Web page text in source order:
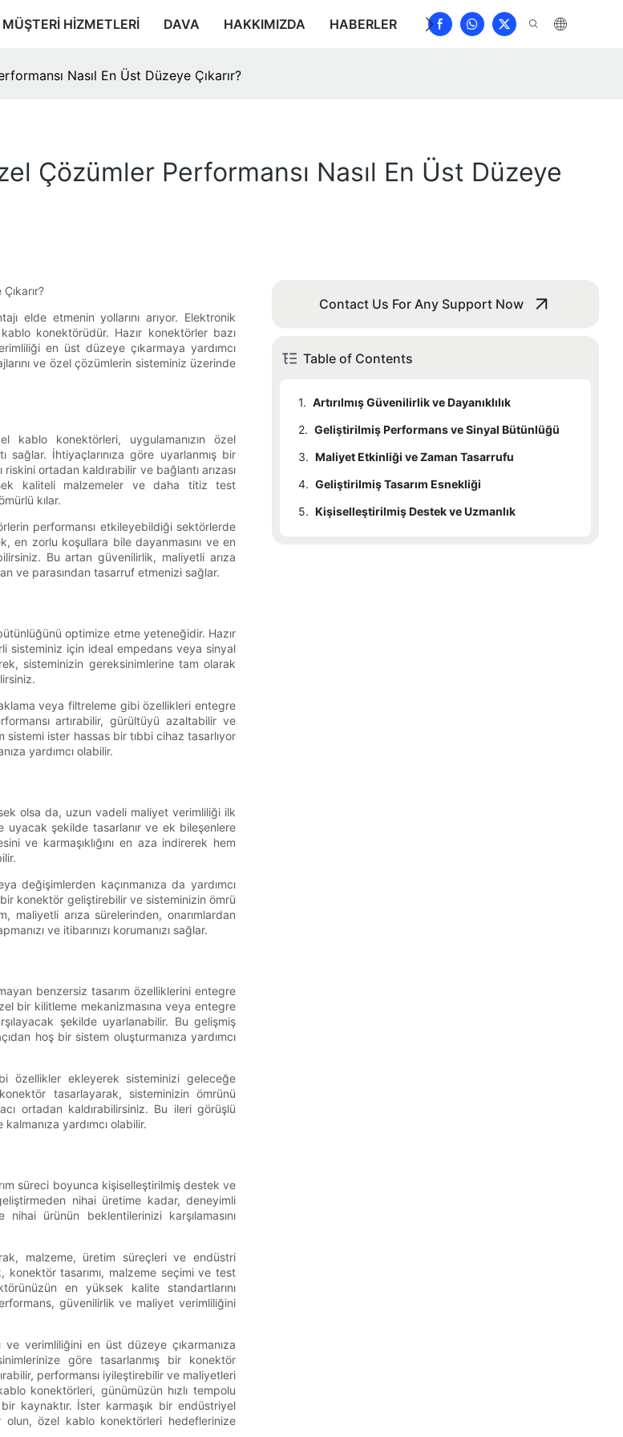
MÜŞTERI HIZMETLERI DAVA HAKKIMIZDA HABERLER İNDIRMEK BIZE ULAŞIN
Nasıl En Üst Düzeye Çıkarır?
Çözümler Performansı Nasıl En Üst Düzeye
elde etmenin yollarını arıyor. Elektronik
konektörüdür. Hazır konektörler bazı
en üst düzeye çıkarmaya yardımcı
ve özel çözümlerin sisteminiz üzerinde
kablo konektörleri, uygulamanızın özel
İhtiyaçlarınıza göre uyarlanmış bir
ortadan kaldırabilir ve bağlantı arızası
kaliteli malzemeler ve daha titiz test
kılar.
performansı etkileyebildiği sektörlerde
en zorlu koşullara bile dayanmasını ve en
Bu artan güvenilirlik, maliyetli arıza
ve parasından tasarruf etmenizi sağlar.
optimize etme yeteneğidir. Hazır
sisteminiz için ideal empedans veya sinyal
sisteminizin gereksinimlerine tam olarak
veya filtreleme gibi özellikleri entegre
artırabilir, gürültüyü azaltabilir ve
sistemi ister hassas bir tıbbi cihaz tasarlıyor
yardımcı olabilir.
olsa da, uzun vadeli maliyet verimliliği ilk
uyacak şekilde tasarlanır ve ek bileşenlere
ve karmaşıklığını en aza indirerek hem
değişimlerden kaçınmanıza da yardımcı
konektör geliştirebilir ve sisteminizin ömrü
maliyetli arıza sürelerinden, onarımlardan
ve itibarınızı korumanızı sağlar.
benzersiz tasarım özelliklerini entegre
bir kilitleme mekanizmasına veya entegre
şekilde uyarlanabilir. Bu gelişmiş
hoş bir sistem oluşturmanıza yardımcı
özellikler ekleyerek sisteminizi geleceğe
tasarlayarak, sisteminizin ömrünü
ortadan kaldırabilirsiniz. Bu ileri görüşlü
yardımcı olabilir.
süreci boyunca kişiselleştirilmiş destek ve
nihai üretime kadar, deneyimli
ürünün beklentilerinizi karşılamasını
malzeme, üretim süreçleri ve endüstri
konektör tasarımı, malzeme seçimi ve test
en yüksek kalite standartlarını
güvenilirlik ve maliyet verimliliğini
verimliliğini en üst düzeye çıkarmanıza
göre tasarlanmış bir konektör
performansı iyileştirebilir ve maliyetleri
konektörleri, günümüzün hızlı tempolu
kaynaktır. İster karmaşık bir endüstriyel
özel kablo konektörleri hedeflerinize
Contact Us For Any Support Now
Table of Contents
1. Artırılmış Güvenilirlik ve Dayanıklılık
2. Geliştirilmiş Performans ve Sinyal Bütünlüğü
3. Maliyet Etkinliği ve Zaman Tasarrufu
4. Geliştirilmiş Tasarım Esnekliği
5. Kişiselleştirilmiş Destek ve Uzmanlık